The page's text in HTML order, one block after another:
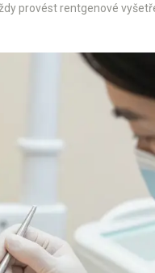
provést rentgenové